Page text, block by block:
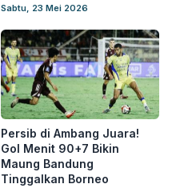
Sabtu, 23 Mei 2026
Persib di Ambang Juara!
Gol Menit 90+7 Bikin
Maung Bandung
Tinggalkan Borneo